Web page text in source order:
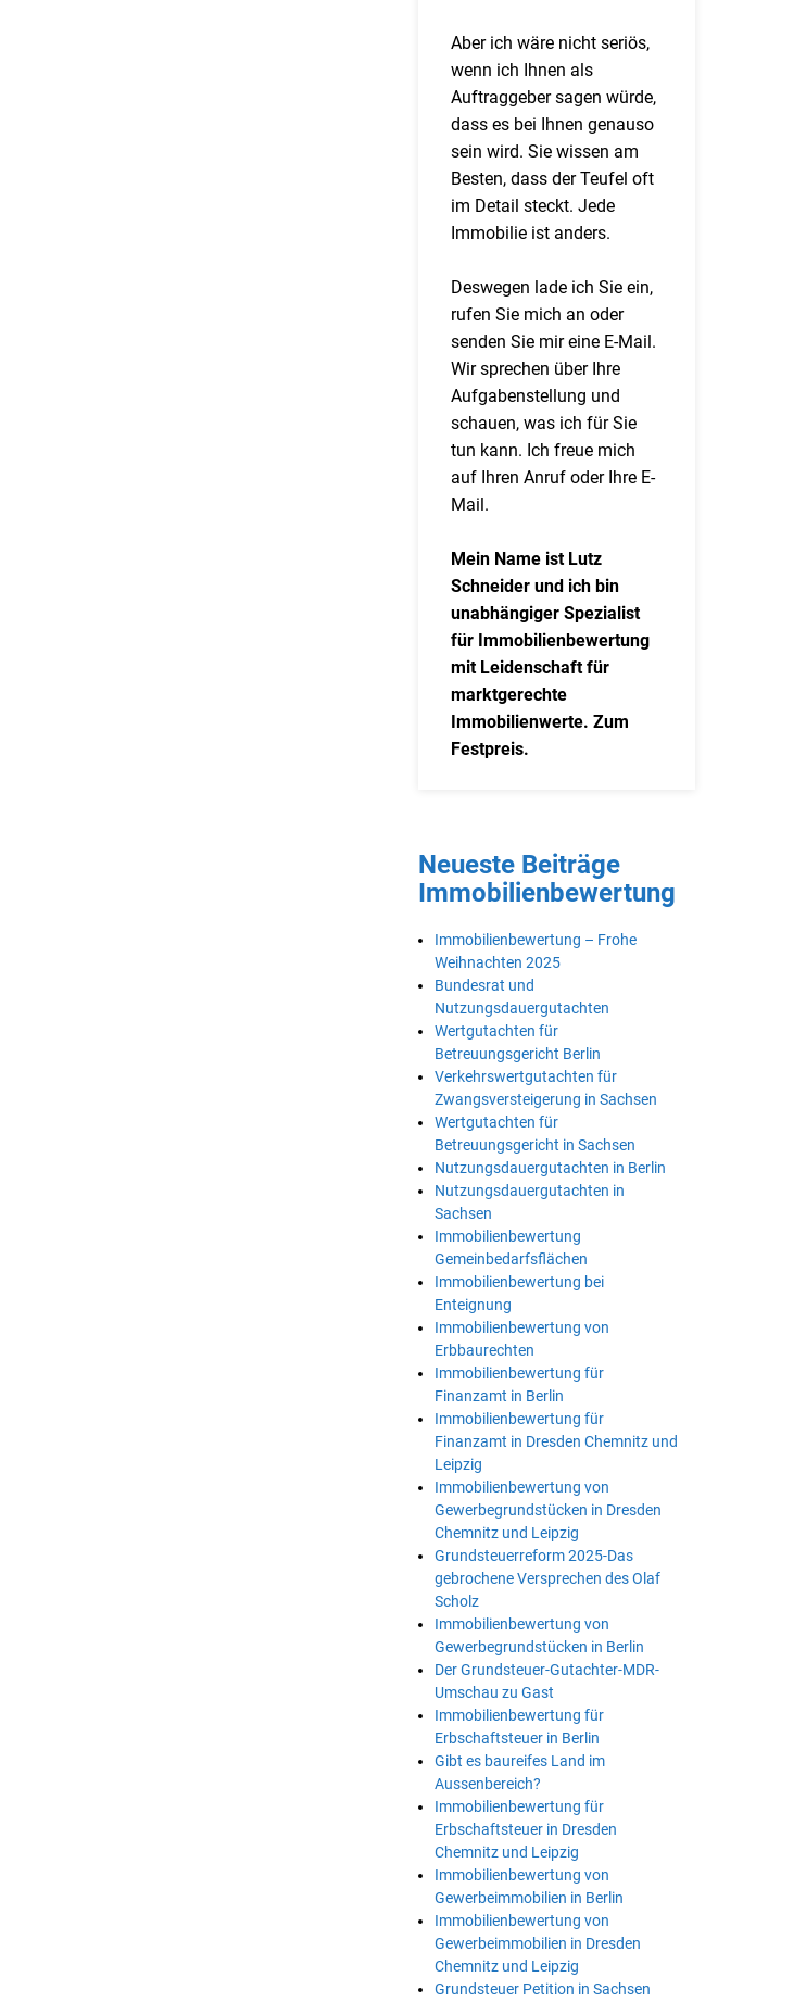
Aber ich wäre nicht seriös,
wenn ich Ihnen als
Auftraggeber sagen würde,
dass es bei Ihnen genauso
sein wird. Sie wissen am
Besten, dass der Teufel oft
im Detail steckt. Jede
Immobilie ist anders.
Deswegen lade ich Sie ein,
rufen Sie mich an oder
senden Sie mir eine E-Mail.
Wir sprechen über Ihre
Aufgabenstellung und
schauen, was ich für Sie
tun kann. Ich freue mich
auf Ihren Anruf oder Ihre E-
Mail.
Mein Name ist Lutz
Schneider und ich bin
unabhängiger Spezialist
für Immobilienbewertung
mit Leidenschaft für
marktgerechte
Immobilienwerte. Zum
Festpreis.
Neueste Beiträge
Immobilienbewertung
Immobilienbewertung – Frohe
Weihnachten 2025
Bundesrat und
Nutzungsdauergutachten
Wertgutachten für
Betreuungsgericht Berlin
Verkehrswertgutachten für
Zwangsversteigerung in Sachsen
Wertgutachten für
Betreuungsgericht in Sachsen
Nutzungsdauergutachten in Berlin
Nutzungsdauergutachten in
Sachsen
Immobilienbewertung
Gemeinbedarfsflächen
Immobilienbewertung bei
Enteignung
Immobilienbewertung von
Erbbaurechten
Immobilienbewertung für
Finanzamt in Berlin
Immobilienbewertung für
Finanzamt in Dresden Chemnitz und
Leipzig
Immobilienbewertung von
Gewerbegrundstücken in Dresden
Chemnitz und Leipzig
Grundsteuerreform 2025-Das
gebrochene Versprechen des Olaf
Scholz
Immobilienbewertung von
Gewerbegrundstücken in Berlin
Der Grundsteuer-Gutachter-MDR-
Umschau zu Gast
Immobilienbewertung für
Erbschaftsteuer in Berlin
Gibt es baureifes Land im
Aussenbereich?
Immobilienbewertung für
Erbschaftsteuer in Dresden
Chemnitz und Leipzig
Immobilienbewertung von
Gewerbeimmobilien in Berlin
Immobilienbewertung von
Gewerbeimmobilien in Dresden
Chemnitz und Leipzig
Grundsteuer Petition in Sachsen